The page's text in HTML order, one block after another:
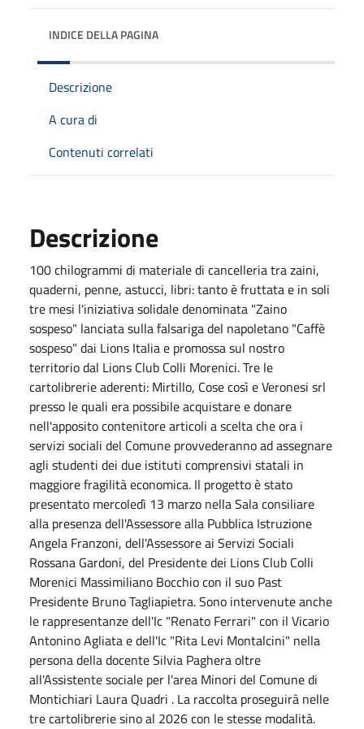
INDICE DELLA PAGINA
Descrizione
A cura di
Contenuti correlati
Descrizione
100 chilogrammi di materiale di cancelleria tra zaini,
quaderni, penne, astucci, libri: tanto è fruttata e in soli
tre mesi l'iniziativa solidale denominata "Zaino
sospeso" lanciata sulla falsariga del napoletano "Caffè
sospeso" dai Lions Italia e promossa sul nostro
territorio dal Lions Club Colli Morenici. Tre le
cartolibrerie aderenti: Mirtillo, Cose così e Veronesi srl
presso le quali era possibile acquistare e donare
nell'apposito contenitore articoli a scelta che ora i
servizi sociali del Comune provvederanno ad assegnare
agli studenti dei due istituti comprensivi statali in
maggiore fragilità economica. Il progetto è stato
presentato mercoledì 13 marzo nella Sala consiliare
alla presenza dell'Assessore alla Pubblica Istruzione
Angela Franzoni, dell'Assessore ai Servizi Sociali
Rossana Gardoni, del Presidente dei Lions Club Colli
Morenici Massimiliano Bocchio con il suo Past
Presidente Bruno Tagliapietra. Sono intervenute anche
le rappresentanze dell'Ic "Renato Ferrari" con il Vicario
Antonino Agliata e dell'Ic "Rita Levi Montalcini" nella
persona della docente Silvia Paghera oltre
all'Assistente sociale per l'area Minori del Comune di
Montichiari Laura Quadri . La raccolta proseguirà nelle
tre cartolibrerie sino al 2026 con le stesse modalità.